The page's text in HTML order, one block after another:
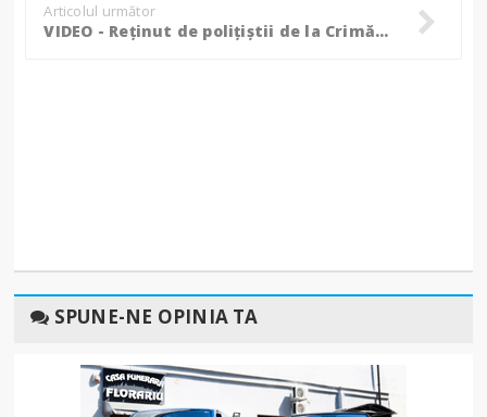
Articolul următor
VIDEO - Reținut de polițiștii de la Crimă Organizată pentru că vindea droguri tinerilor din oraș!
SPUNE-NE OPINIA TA